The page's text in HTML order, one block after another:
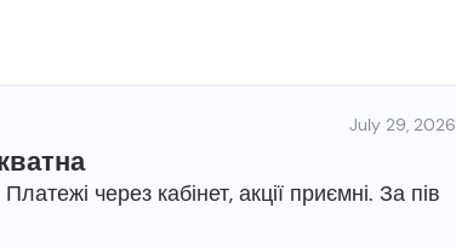
July 29, 2026
через кабінет, акції приємні. За пів